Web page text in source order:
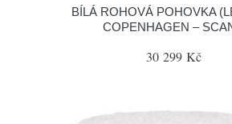
BÍLÁ ROHOVÁ POHOVKA
COPENHAGEN –
30 299 Kč